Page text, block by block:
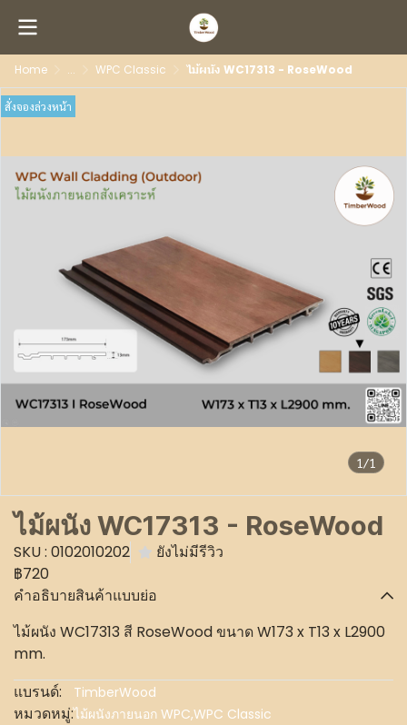
Home ... WPC Classic ไม้ผนัง WC17313 - RoseWood
1/1
สั่งจองล่วงหน้า
ไม้ผนัง WC17313 - RoseWood
SKU : 0102010202
ยังไม่มีรีวิว
฿720
คำอธิบายสินค้าแบบย่อ
ไม้ผนัง WC17313 สี RoseWood ขนาด W173 x T13 x L2900
mm.
แบรนด์:
TimberWood
หมวดหมู่:ไม้ผนังภายนอก WPC,WPC Classic